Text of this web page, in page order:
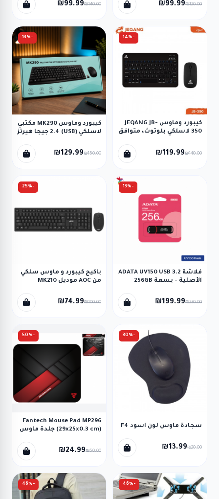
₪99.99₪120.00
₪99.99₪140.00
-14%
كيبورد وماوس JEQANG JB-
350 لاسلكي بلوتوث، متوافق
واللابتوب والهواتف الذكية.
₪119.99₪140.00
-13%
كيبورد وماوس MK290 مكتبي
لاسلكي (USB) 2.4 جيجا هيرتز
₪129.99₪150.00
-13%
فلاشة ADATA UV150 USB 3.2
الأصلية - بسعة 256GB
₪199.99₪230.00
-25%
باكيج كيبورد و ماوس سلكي
من AOC موديل MK210
₪74.99₪100.00
-30%
سجادة ماوس لون اسود F4
₪13.99₪20.00
-50%
Fantech Mouse Pad MP296
(29x25x0.3 cm) جلدة ماوس
₪24.99₪50.00
-46%
-46%